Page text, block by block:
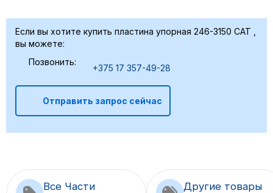
Если вы хотите купить пластина упорная 246-3150 CAT ,
вы можете:
Позвонить:
+375 17 357-49-28
Отправить запрос сейчас
Все Части
Другие товары